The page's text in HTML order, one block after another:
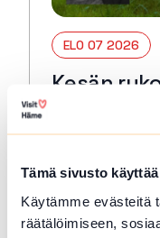
Tämä sivusto
Käytämme evästeitä
räätälöimiseen,
ELO 07 2026
Kesän
Tervetuloa
Keskuskirkko.